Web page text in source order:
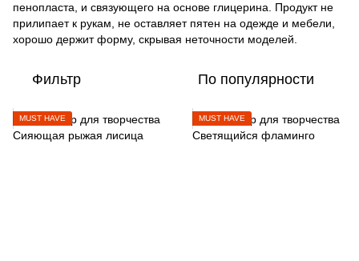
пенопласта, и связующего на основе глицерина. Продукт не
прилипает к рукам, не оставляет пятен на одежде и мебели,
хорошо держит форму, скрывая неточности моделей.
Фильтр По популярности
MUST HAVE MUST HAVE